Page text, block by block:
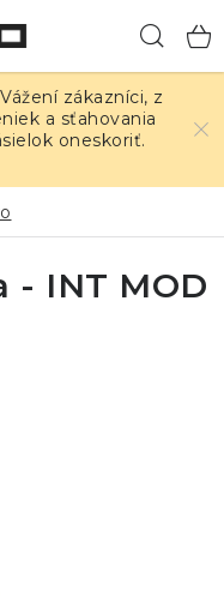
Vážení zákazníci, z
a sťahovania
oneskoriť.
- INT MOD